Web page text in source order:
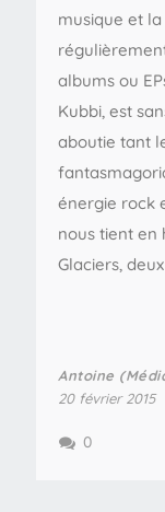
musique et
albums ou
Kubbi, est
aboutie tant
énergie rock
nous tient en
Glaciers,
Antoine
20 février 2015
0